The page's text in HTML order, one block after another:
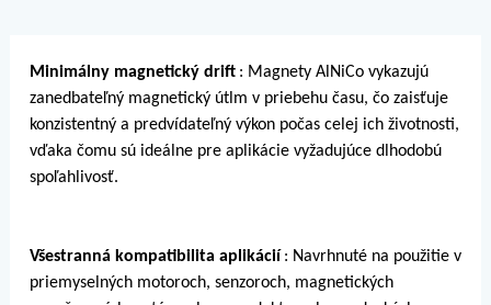
Minimálny magnetický drift : Magnety AlNiCo vykazujú
zanedbateľný magnetický útlm v priebehu času, čo zaisťuje
konzistentný a predvídateľný výkon počas celej ich životnosti,
vďaka čomu sú ideálne pre aplikácie vyžadujúce dlhodobú
spoľahlivosť.
Všestranná kompatibilita aplikácií : Navrhnuté na použitie v
priemyselných motoroch, senzoroch, magnetických